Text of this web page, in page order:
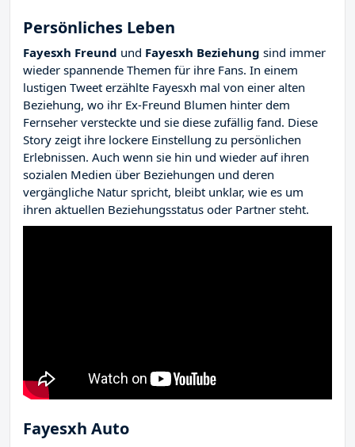
Persönliches Leben
Fayesxh Freund und Fayesxh Beziehung sind immer
wieder spannende Themen für ihre Fans. In einem
lustigen Tweet erzählte Fayesxh mal von einer alten
Beziehung, wo ihr Ex-Freund Blumen hinter dem
Fernseher versteckte und sie diese zufällig fand. Diese
Story zeigt ihre lockere Einstellung zu persönlichen
Erlebnissen. Auch wenn sie hin und wieder auf ihren
sozialen Medien über Beziehungen und deren
vergängliche Natur spricht, bleibt unklar, wie es um
ihren aktuellen Beziehungsstatus oder Partner steht.
Fayesxh Auto